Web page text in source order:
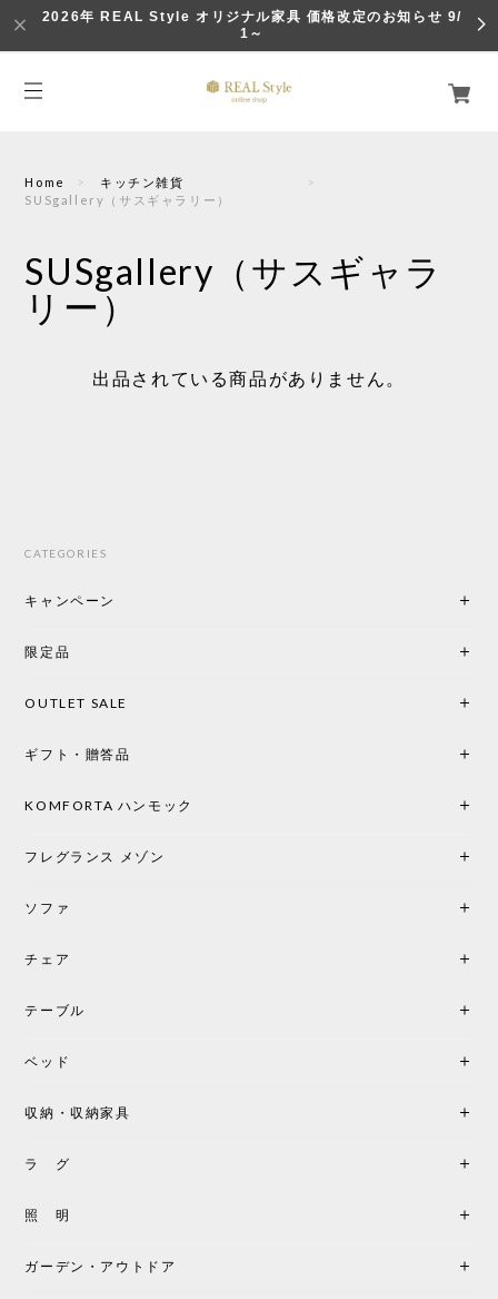
2026年 REAL Style オリジナル家具 価格改定のお知らせ 9/
1～
Home
キッチン雑貨
SUSgallery（サスギャラリー）
SUSgallery（サスギャラ
リー）
出品されている商品がありません。
CATEGORIES
キャンペーン
限定品
OUTLET SALE
ギフト・贈答品
KOMFORTA ハンモック
フレグランス メゾン
ソファ
チェア
テーブル
ベッド
収納・収納家具
ラ グ
照 明
ガーデン・アウトドア